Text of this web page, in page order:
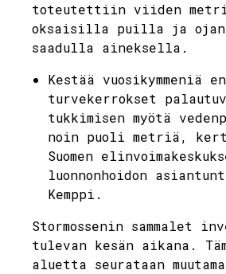
toteutettiin viiden
oksaisilla puilla ja
saadulla aineksella.
Kestää vuosikymmeniä
turvekerrokset
tukkimisen myötä
noin puoli metriä,
Suomen
luonnonhoidon
Kemppi.
Stormossenin sammalet
tulevan kesän aikana.
aluetta seurataan